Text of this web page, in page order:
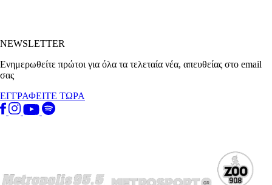
NEWSLETTER
Ενημερωθείτε πρώτοι για όλα τα τελεταία νέα, απευθείας στο email
σας
ΕΓΓΡΑΦΕΙΤΕ ΤΩΡΑ